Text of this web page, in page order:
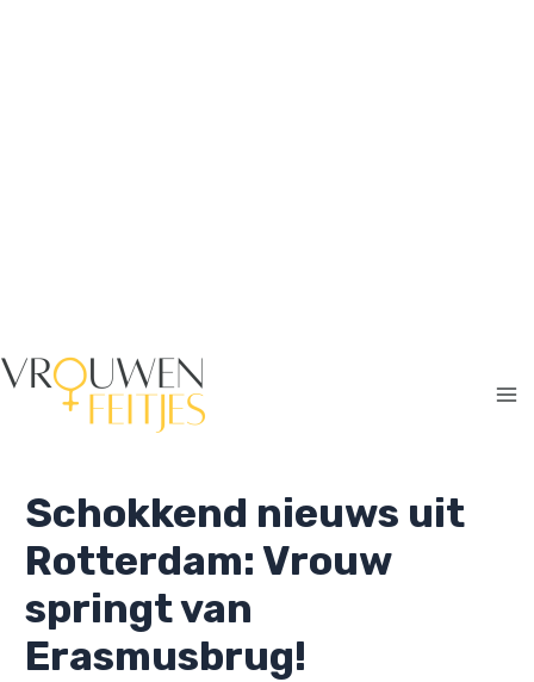
Schokkend nieuws uit
Rotterdam: Vrouw
springt van
Erasmusbrug!